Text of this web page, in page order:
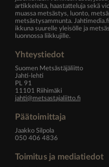
artikkeleita, haastatteluja sekä
muassa metsästys, luonto,
metsästysammunta.
ikkuna suurelle yleisölle ja
luonnossa liikkujille.
Yhteystiedot
Suomen Metsästäjäliitto
Jahti-lehti
PL 91
11101 Riihimäki
jahti@metsastajaliitto.fi
Päätoimittaja
Jaakko Silpola
050 406 4836
Toimitus ja mediatiedot